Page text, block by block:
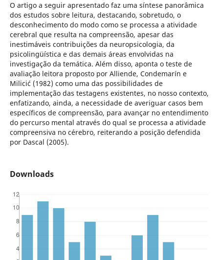
O artigo a seguir apresentado faz uma síntese panorâmica
dos estudos sobre leitura, destacando, sobretudo, o
desconhecimento do modo como se processa a atividade
cerebral que resulta na compreensão, apesar das
inestimáveis contribuições da neuropsicologia, da
psicolingüística e das demais áreas envolvidas na
investigação da temática. Além disso, aponta o teste de
avaliação leitora proposto por Alliende, Condemarín e
Milicić (1982) como uma das possibilidades de
implementação das testagens existentes, no nosso contexto,
enfatizando, ainda, a necessidade de averiguar casos bem
específicos de compreensão, para avançar no entendimento
do percurso mental através do qual se processa a atividade
compreensiva no cérebro, reiterando a posição defendida
por Dascal (2005).
Downloads